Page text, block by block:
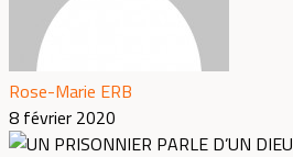
Rose-Marie ERB
8 février 2020